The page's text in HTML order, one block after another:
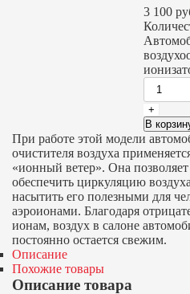
3 100
В
При работе этой модели
очистителя воздуха
«ионный ветер». Она
обеспечить циркуляцию
насытить его полезными для
аэроионами. Благодаря
ионам, воздух в салоне
постоянно остается свежим.
Описание
Похожие товары
Описание товара